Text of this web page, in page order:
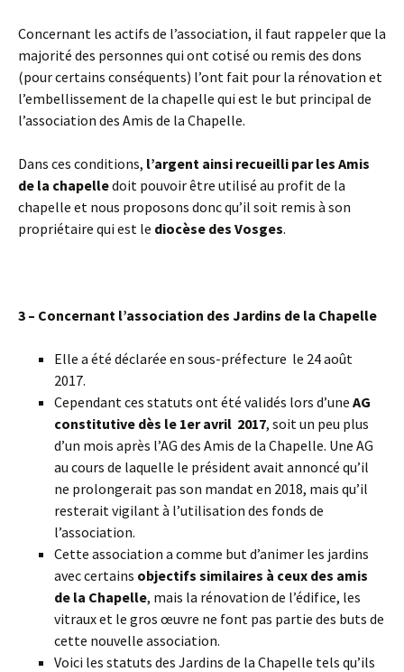
Concernant les actifs de l’association, il faut rappeler que la
majorité des personnes qui ont cotisé ou remis des dons
(pour certains conséquents) l’ont fait pour la rénovation et
l’embellissement de la chapelle qui est le but principal de
l’association des Amis de la Chapelle.
Dans ces conditions, l’argent ainsi recueilli par les Amis
de la chapelledoit pouvoir être utilisé au profit de la
chapelle et nous proposons donc qu’il soit remis à son
propriétaire qui est le diocèse des Vosges.
3 – Concernant l’association des Jardins de la Chapelle
Elle a été déclarée en sous-préfecture le 24 août
2017.
Cependant ces statuts ont été validés lors d’une AG
constitutive dès le 1er avril 2017, soit un peu plus
d’un mois après l’AG des Amis de la Chapelle. Une AG
au cours de laquelle le président avait annoncé qu’il
ne prolongerait pas son mandat en 2018, mais qu’il
resterait vigilant à l’utilisation des fonds de
l’association.
Cette association a comme but d’animer les jardins
avec certains objectifs similaires à ceux des amis
de la Chapelle, mais la rénovation de l’édifice, les
vitraux et le gros œuvre ne font pas partie des buts de
cette nouvelle association.
Voici les statuts des Jardins de la Chapelle tels qu’ils